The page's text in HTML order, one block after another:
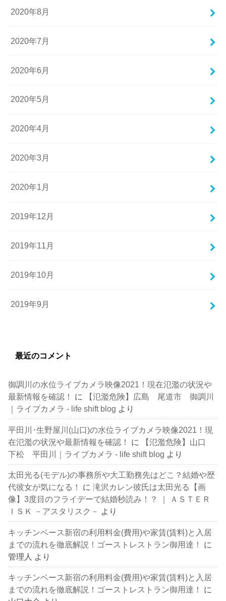
2020年8月
2020年7月
2020年6月
2020年5月
2020年4月
2020年3月
2020年1月
2019年12月
2019年11月
2019年10月
2019年9月
最近のコメント
御調川の水位ライブカメラ映像2021！現在氾濫の状況や
最新情報を確認！
に
【氾濫危険】広島 尾道市 御調川
｜ライブカメラ - life shift blog より
平田川･生野屋川(山口)の水位ライブカメラ映像2021！現
在氾濫の状況や最新情報を確認！
に
【氾濫危険】山口
下松 平田川｜ライブカメラ - life shift blog より
太田光る(モデル)の事務所や大工勤務先はどこ？結婚や歴
代彼女が気になる！
に滝沢カレン彼氏は太田光る【画
像】3度目のフライデーで結婚秒読み！？ ｜ ＡＳＴＥＲ
ＩＳＫ －アスタリスク－ より
キッチンベース新宿の利用料金(費用)や家賃(賃料)と入居
までの流れを徹底解説！ゴーストレストラン御用達！
に
管理人 より
キッチンベース新宿の利用料金(費用)や家賃(賃料)と入居
までの流れを徹底解説！ゴーストレストラン御用達！
に